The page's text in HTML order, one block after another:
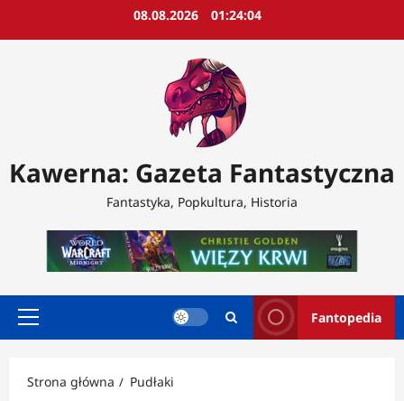
08.08.2026 01:24:05
Kawerna: Gazeta Fantastyczna
Fantastyka, Popkultura, Historia
Menu
Fantopedia
Strona główna Pudłaki